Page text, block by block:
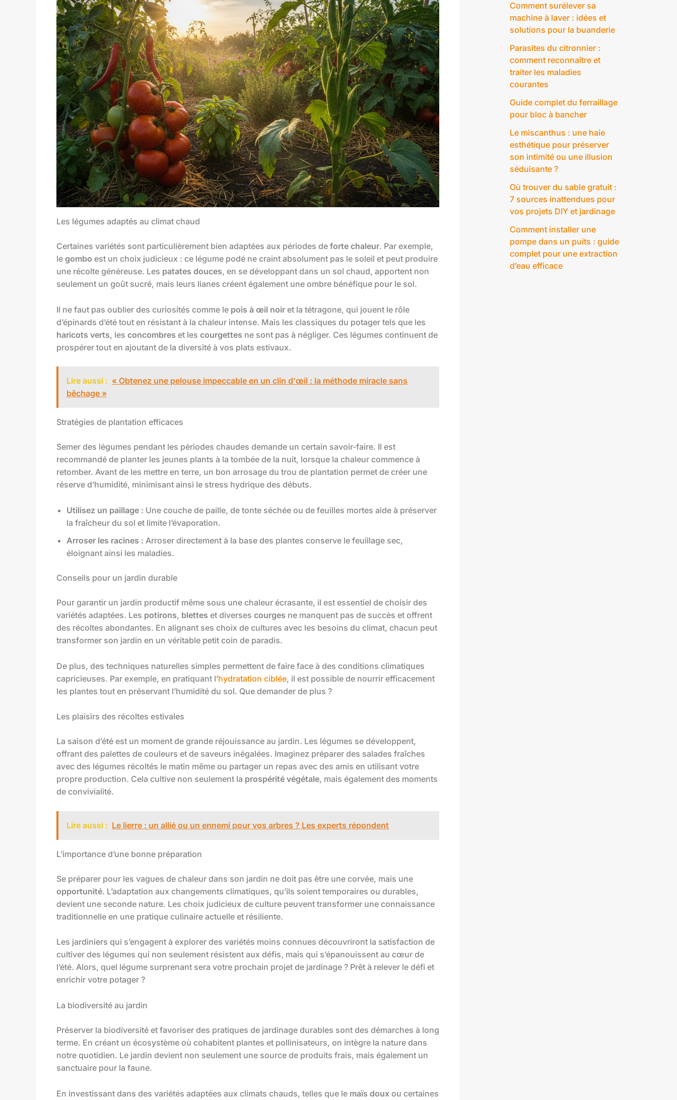
Les légumes adaptés au climat chaud
Certaines variétés sont particulièrement bien adaptées aux périodes de forte chaleur. Par exemple,
le gombo est un choix judicieux : ce légume podé ne craint absolument pas le soleil et peut produire
une récolte généreuse. Les patates douces, en se développant dans un sol chaud, apportent non
seulement un goût sucré, mais leurs lianes créent également une ombre bénéfique pour le sol.
Il ne faut pas oublier des curiosités comme le pois à œil noir et la tétragone, qui jouent le rôle
d’épinards d’été tout en résistant à la chaleur intense. Mais les classiques du potager tels que les
haricots verts, les concombres et les courgettes ne sont pas à négliger. Ces légumes continuent de
prospérer tout en ajoutant de la diversité à vos plats estivaux.
Lire aussi : « Obtenez une pelouse impeccable en un clin d'œil : la méthode miracle sans
bêchage »
Stratégies de plantation efficaces
Semer des légumes pendant les périodes chaudes demande un certain savoir-faire. Il est
recommandé de planter les jeunes plants à la tombée de la nuit, lorsque la chaleur commence à
retomber. Avant de les mettre en terre, un bon arrosage du trou de plantation permet de créer une
réserve d’humidité, minimisant ainsi le stress hydrique des débuts.
Utilisez un paillage : Une couche de paille, de tonte séchée ou de feuilles mortes aide à préserver
la fraîcheur du sol et limite l’évaporation.
Arroser les racines : Arroser directement à la base des plantes conserve le feuillage sec,
éloignant ainsi les maladies.
Conseils pour un jardin durable
Pour garantir un jardin productif même sous une chaleur écrasante, il est essentiel de choisir des
variétés adaptées. Les potirons, blettes et diverses courges ne manquent pas de succès et offrent
des récoltes abondantes. En alignant ses choix de cultures avec les besoins du climat, chacun peut
transformer son jardin en un véritable petit coin de paradis.
De plus, des techniques naturelles simples permettent de faire face à des conditions climatiques
capricieuses. Par exemple, en pratiquant l’hydratation ciblée, il est possible de nourrir efficacement
les plantes tout en préservant l’humidité du sol. Que demander de plus ?
Les plaisirs des récoltes estivales
La saison d’été est un moment de grande réjouissance au jardin. Les légumes se développent,
offrant des palettes de couleurs et de saveurs inégalées. Imaginez préparer des salades fraîches
avec des légumes récoltés le matin même ou partager un repas avec des amis en utilisant votre
propre production. Cela cultive non seulement la prospérité végétale, mais également des moments
de convivialité.
Lire aussi : Le lierre : un allié ou un ennemi pour vos arbres ? Les experts répondent
L’importance d’une bonne préparation
Se préparer pour les vagues de chaleur dans son jardin ne doit pas être une corvée, mais une
opportunité. L’adaptation aux changements climatiques, qu’ils soient temporaires ou durables,
devient une seconde nature. Les choix judicieux de culture peuvent transformer une connaissance
traditionnelle en une pratique culinaire actuelle et résiliente.
Les jardiniers qui s’engagent à explorer des variétés moins connues découvriront la satisfaction de
cultiver des légumes qui non seulement résistent aux défis, mais qui s’épanouissent au cœur de
l’été. Alors, quel légume surprenant sera votre prochain projet de jardinage ? Prêt à relever le défi et
enrichir votre potager ?
La biodiversité au jardin
Préserver la biodiversité et favoriser des pratiques de jardinage durables sont des démarches à long
terme. En créant un écosystème où cohabitent plantes et pollinisateurs, on intègre la nature dans
notre quotidien. Le jardin devient non seulement une source de produits frais, mais également un
sanctuaire pour la faune.
En investissant dans des variétés adaptées aux climats chauds, telles que le maïs doux ou certaines
Comment surélever sa
machine à laver : idées et
solutions pour la buanderie
Parasites du citronnier :
comment reconnaître et
traiter les maladies
courantes
Guide complet du ferraillage
pour bloc à bancher
Le miscanthus : une haie
esthétique pour préserver
son intimité ou une illusion
séduisante ?
Où trouver du sable gratuit :
7 sources inattendues pour
vos projets DIY et jardinage
Comment installer une
pompe dans un puits : guide
complet pour une extraction
d’eau efficace